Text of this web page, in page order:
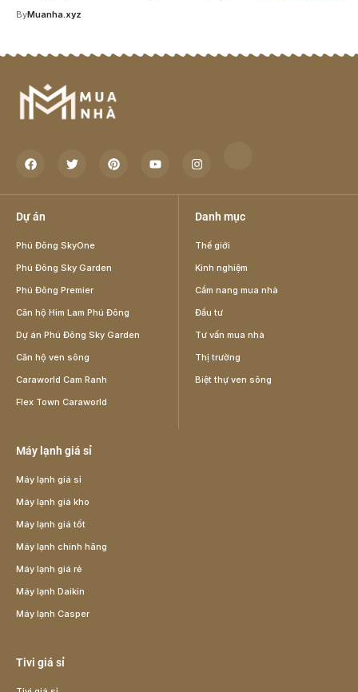
ByMuanha.xyz
Dự án
Phú Đông SkyOne
Phú Đông Sky Garden
Phú Đông Premier
Căn hộ Him Lam Phú Đông
Dự án Phú Đông Sky Garden
Căn hộ ven sông
Caraworld Cam Ranh
Flex Town Caraworld
Danh mục
Thế giới
Kinh nghiệm
Cẩm nang mua nhà
Đầu tư
Tư vấn mua nhà
Thị trường
Biệt thự ven sông
Máy lạnh giá sỉ
Máy lạnh giá sỉ
Máy lạnh giá kho
Máy lạnh giá tốt
Máy lạnh chính hãng
Máy lạnh giá rẻ
Máy lạnh Daikin
Máy lạnh Casper
Tivi giá sỉ